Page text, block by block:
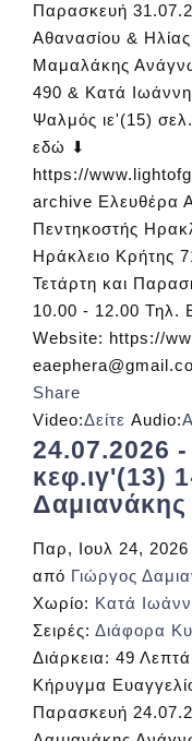
Παρασκευή
Αθανασίου &
Μαμαλάκης
490 & Κατά
Ψαλμός ιε'(15)
εδώ ⬇
https://
archive Ελευθέρα
Πεντηκοστής
Ηράκλειο Κρήτης
Τετάρτη και
10.00 - 12.00 Τηλ.
Website: https://
Share
Video:Δείτε Audio:
24.07.2026
κεφ.ιγ'(13)
Δαμιανάκης
Παρ, Ιουλ 24, 2026
από Γιώργος
Χωρίο: Κατά
Σειρές: Διάφορα
Διάρκεια: 49
Κήρυγμα
Παρασκευή